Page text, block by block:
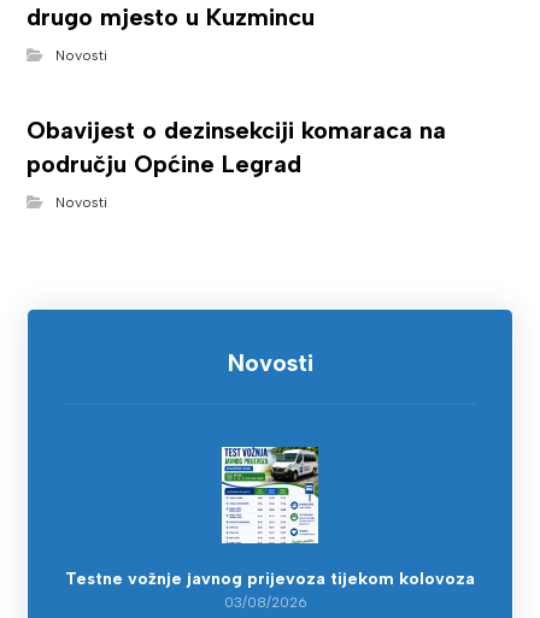
drugo mjesto u Kuzmincu
Novosti
Obavijest o dezinsekciji komaraca na
području Općine Legrad
Novosti
Novosti
Testne vožnje javnog prijevoza tijekom kolovoza
03/08/2026